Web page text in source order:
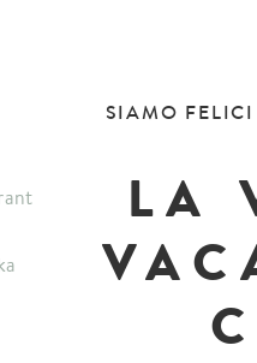
SIAMO
LA